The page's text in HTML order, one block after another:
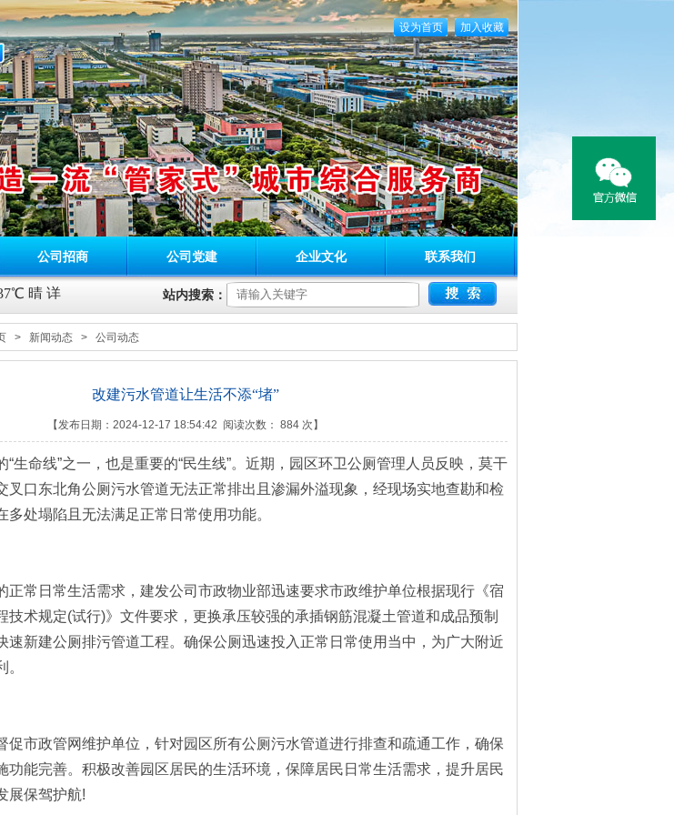
设为首页 加入收藏
公司招商 公司党建 企业文化 联系我们
站内搜索：
> 新闻动态 > 公司动态
改建污水管道让生活不添“堵”
【发布日期：2024-12-17 18:54:42 阅读次数： 884 次】
命线”之一，也是重要的“民生线”。近期，园区环卫公厕管理人员反映，莫干
叉口东北角公厕污水管道无法正常排出且渗漏外溢现象，经现场实地查勘和检
多处塌陷且无法满足正常日常使用功能。
常日常生活需求，建发公司市政物业部迅速要求市政维护单位根据现行《宿
技术规定(试行)》文件要求，更换承压较强的承插钢筋混凝土管道和成品预制
速新建公厕排污管道工程。确保公厕迅速投入正常日常使用当中，为广大附近
市政管网维护单位，针对园区所有公厕污水管道进行排查和疏通工作，确保
功能完善。积极改善园区居民的生活环境，保障居民日常生活需求，提升居民
展保驾护航!